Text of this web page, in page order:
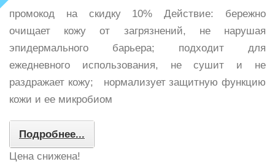
промокод на скидку 10% Действие: бережно
очищает кожу от загрязнений, не нарушая
эпидермального барьера; подходит для
ежедневного использования, не сушит и не
раздражает кожу; нормализует защитную функцию
кожи и ее микробиом
Подробнее...
Цена снижена!